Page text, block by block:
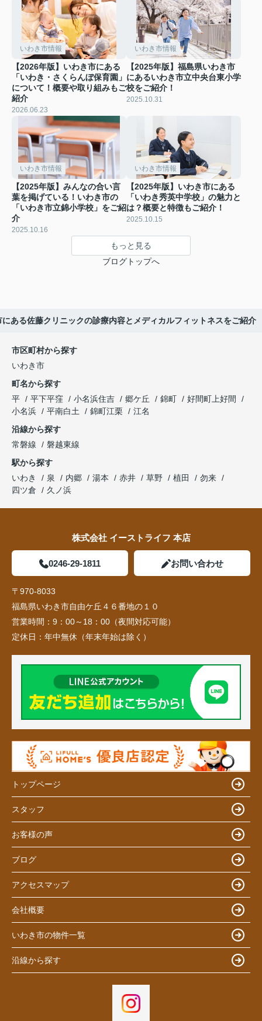
いわき市情報
【2026年版】いわき市にある
「いわき・さくらんぼ保育園」
について！概要や取り組みもご
紹介
2026.06.23
いわき市情報
【2025年版】福島県いわき市
にあるいわき市立中央台東小学
校をご紹介！
2025.10.31
いわき市情報
【2025年版】みんなの合い言
葉を掲げている！いわき市の
「いわき市立錦小学校」をご紹
介
2025.10.16
いわき市情報
【2025年版】いわき市にある
「いわき秀英中学校」の魅力と
は？概要と特徴もご紹介！
2025.10.15
もっと見る
ブログトップへ
ある佐藤クリニックの診療内容とメディカルフィットネスをご紹介
市区町村から探す
いわき市
町名から探す
平
平下平窪 小名浜住吉 郷ケ丘 錦町
好間町上好間
小名浜
平南白土 錦町江栗
江名
沿線から探す
常磐線
磐越東線
駅から探す
いわき
泉 内郷 湯本 赤井 草野 植田
勿来
四ツ倉
久ノ浜
株式会社 イーストライフ 本店
0246-29-1811 お問い合わせ
〒970-8033
福島県いわき市自由ケ丘４６番地の１０
営業時間： 9：00～18：00（夜間対応可能）
定休日： 年中無休（年末年始は除く）
トップページ
スタッフ
お客様の声
ブログ
アクセスマップ
会社概要
いわき市の物件一覧
沿線から探す